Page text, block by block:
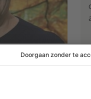
Het